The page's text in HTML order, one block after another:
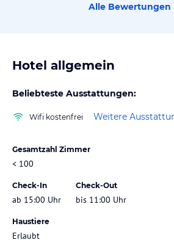
Alle Bewertungen
Hotel allgemein
Beliebteste Ausstattungen:
Wifi kostenfrei Weitere
Gesamtzahl Zimmer
< 100
Check-In
ab 15:00 Uhr
Check-Out
bis 11:00 Uhr
Haustiere
Erlaubt